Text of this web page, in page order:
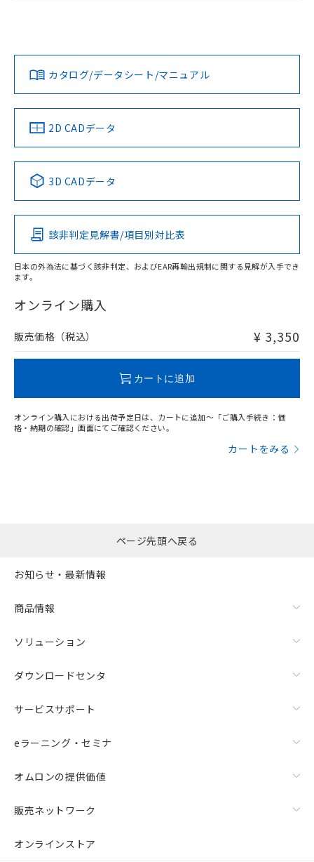
ダウンロードデータをご利用いただく前に、以下を必ずお読
みください。
ソフトウェアの使用条件
対応済み
中国 RoHS 注意事項・凡例
Pb Hg Cd Cr(VI)
O
在庫等で未対応品が混在する可能性があります。
問い合わせください。
カタログ/データシート/マニュアル
2D CADデータ
3D CADデータ
該非判定見解書/項目別対比表
日本の外為法に基づく該非判定、およびEAR再輸出規制に関する見解が入手でき
ます。
オンライン購入
販売価格（税込） ¥ 3,350
カートに追加
オンライン購入における出荷予定日は、カートに追加～「ご購入手続き：価
格・納期の確認」画面にてご確認ください。
カートをみる
ページ先頭へ戻る
お知らせ・最新情報
商品情報
ソリューション
ダウンロードセンタ
サービスサポート
eラーニング・セミナ
オムロンの提供価値
販売ネットワーク
オンラインストア